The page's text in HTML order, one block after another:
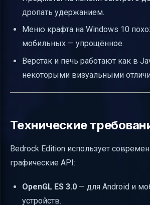
дропать удержанием.
Меню крафта на Windows 10
мобильных — упрощённое.
Верстак и печь работают как в
некоторыми визуальными
Технические
Bedrock Edition использует
графические API:
OpenGL ES 3.0 — для Android и
устройств.